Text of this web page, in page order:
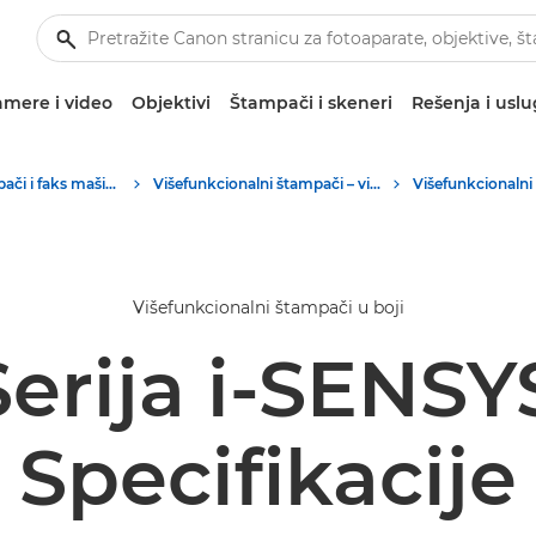
i video Objektivi Štampači i skeneri Rešenja i
Poslovni štampači i faks mašine Višefunkcionalni štampači – višenamenski štampači
Višefunkcionalni štampači u boji
i-
Specifikacije